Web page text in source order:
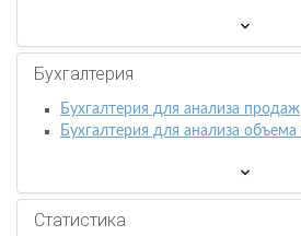
Бухгалтерия
Бухгалтерия для анализа продаж
Бухгалтерия для анализа
Статистика